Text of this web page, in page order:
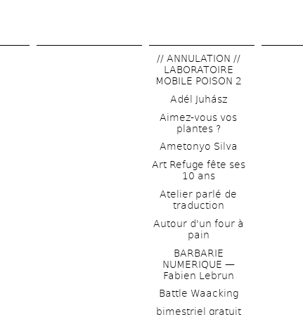
main
// ANNULATION //
LABORATOIRE
MOBILE POISON 2
Adél Juhász
Aimez-vous vos
plantes ?
Ametonyo Silva
Art Refuge fête ses
10 ans
Atelier parlé de
traduction
Autour d'un four à
pain
BARBARIE
NUMERIQUE —
Fabien Lebrun
Battle Waacking
bimestriel gratuit